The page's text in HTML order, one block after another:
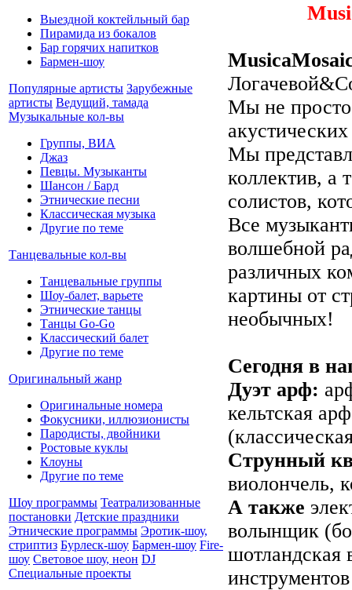
Выездной коктейльный бар
Пирамида из бокалов
Бар горячих напитков
Бармен-шоу
Популярные артисты Зарубежные
артисты Ведущий, тамада
Музыкальные кол-вы
Группы, ВИА
Джаз
Певцы. Музыканты
Шансон / Бард
Этнические песни
Классическая музыка
Другие по теме
Танцевальные кол-вы
Танцевальные группы
Шоу-балет, варьете
Этнические танцы
Танцы Go-Go
Классический балет
Другие по теме
Оригинальный жанр
Оригинальные номера
Фокусники, иллюзионисты
Пародисты, двойники
Ростовые куклы
Клоуны
Другие по теме
Шоу программы Театрализованные
постановки Детские праздники
Этнические программы Эротик-шоу,
стриптиз Бурлеск-шоу Бармен-шоу Fire-
шоу Световое шоу, неон DJ
Специальные проекты
Мы не просто
Мы
коллектив, а
солистов,
Все
волшебной
различных
картины от
необычных!
Сегодня в
Дуэт арф:
кельтская
Струнный
виолончель,
А также
волынщик
шотландская